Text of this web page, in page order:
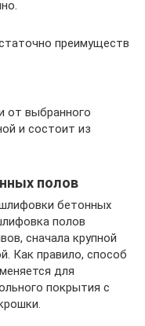
преимуществ
от выбранного
и состоит из
полов
бетонных
полов
сначала крупной
Как правило, способ
для
покрытия с